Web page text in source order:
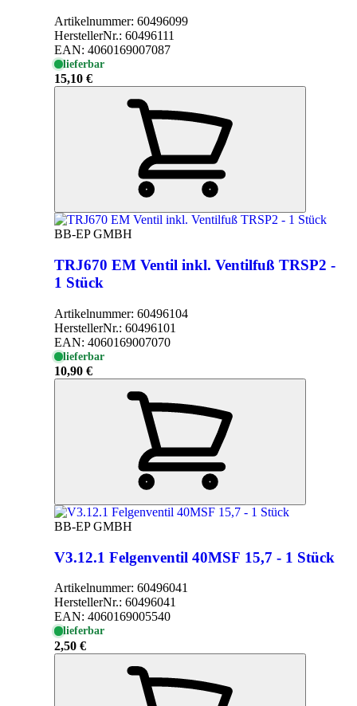
Artikelnummer: 60496099
HerstellerNr.: 60496111
EAN: 4060169007087
lieferbar
15,10 €
BB-EP GMBH
TRJ670 EM Ventil inkl. Ventilfuß TRSP2 -
1 Stück
Artikelnummer: 60496104
HerstellerNr.: 60496101
EAN: 4060169007070
lieferbar
10,90 €
BB-EP GMBH
V3.12.1 Felgenventil 40MSF 15,7 - 1 Stück
Artikelnummer: 60496041
HerstellerNr.: 60496041
EAN: 4060169005540
lieferbar
2,50 €